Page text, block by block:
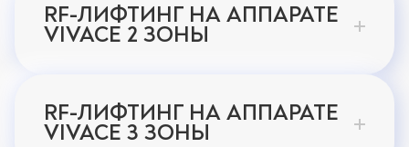
RF-ЛИФТИНГ НА АППАРАТЕ
VIVACE 2 ЗОНЫ
RF-ЛИФТИНГ НА АППАРАТЕ
VIVACE 3 ЗОНЫ